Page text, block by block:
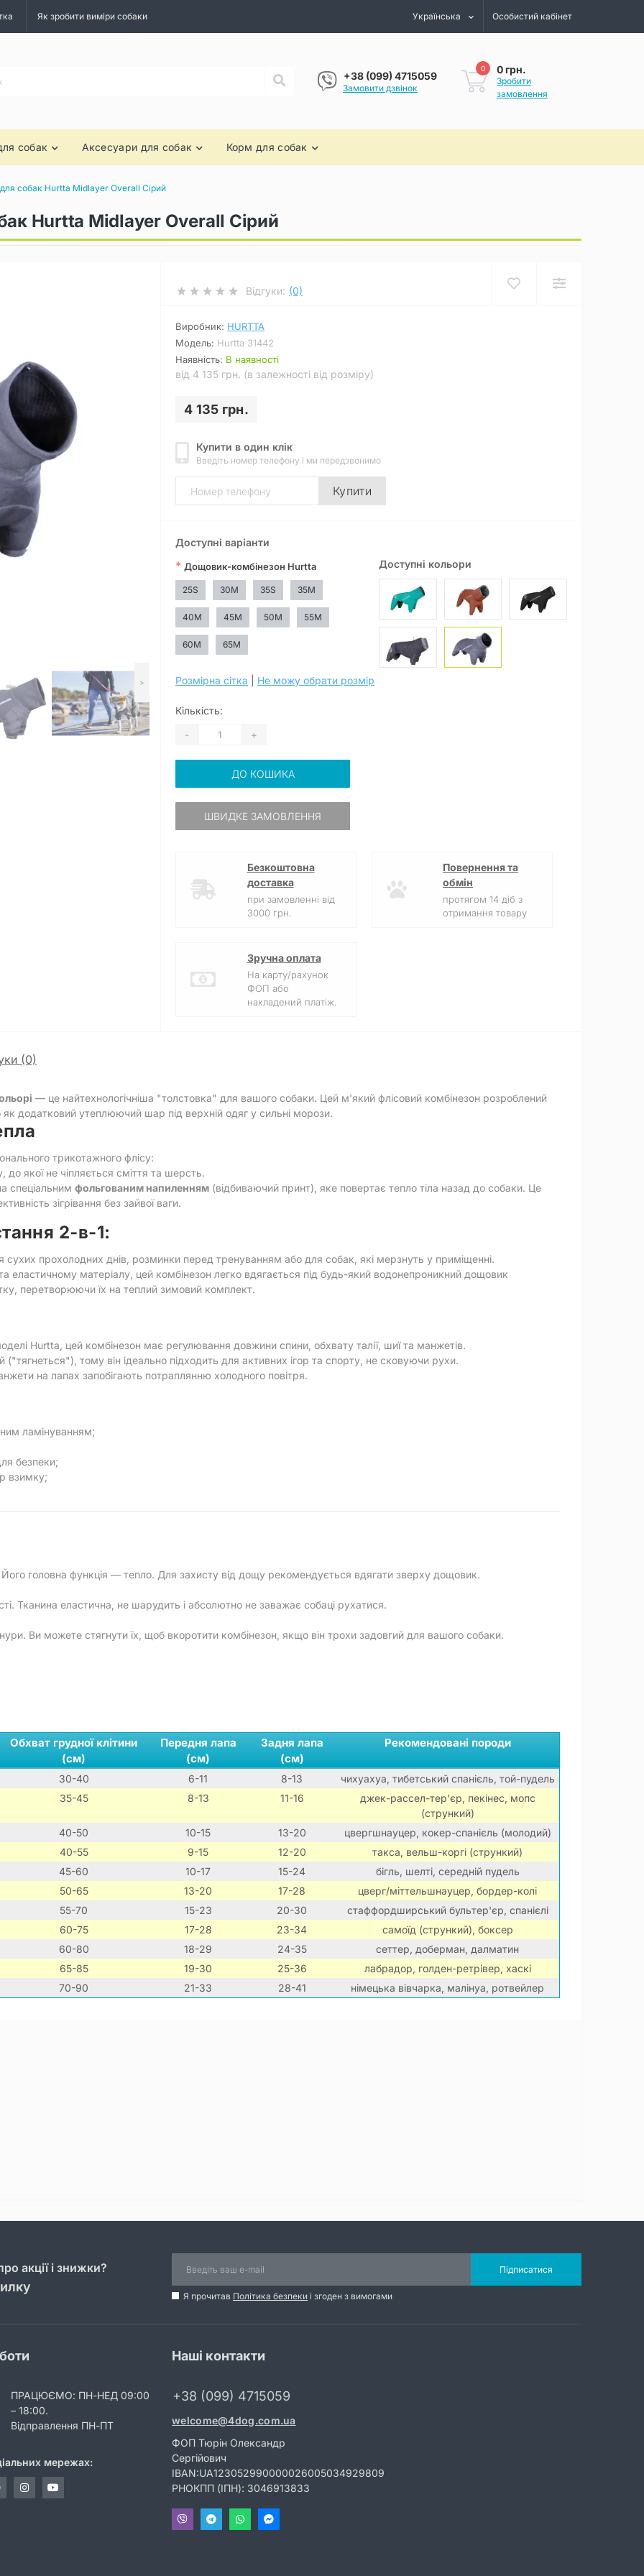
Як зробити виміри собаки Українська Особистий кабінет
+38 (099) 4715059
Замовити дзвінок
0 0 грн.
Зробити
замовлення
собак Аксесуари для собак Корм для собак
собак Hurtta Midlayer Overall Сірий
Hurtta Midlayer Overall Сірий
>
Відгуки: (0)
Виробник: HURTTA
Модель: Hurtta 31442
Наявність: В наявності
від 4 135 грн. (в залежності від розміру)
4 135 грн.
Купити в один клік
Введіть номер телефону і ми передзвонимо
Купити
Доступні кольори
Доступні варіанти
* Дощовик-комбінезон Hurtta
25S 30M 35S 35M
40M 45M 50M 55M
60M 65M
Розмірна сітка Не можу обрати розмір
Кількість:
- +
ДО КОШИКА
ШВИДКЕ ЗАМОВЛЕННЯ
Безкоштовна
доставка
при замовленні від
3000 грн.
Повернення та
обмін
протягом 14 діб з
отримання товару
Зручна оплата
На карту/рахунок
ФОП або
накладений платіж.
(0)
— це найтехнологічніша "толстовка" для вашого собаки. Цей м'який флісовий комбінезон розроблений
додатковий утеплюючий шар під верхній одяг у сильні морози.
трикотажного флісу:
якої не чіпляється сміття та шерсть.
спеціальним фольгованим напиленням (відбиваючий принт), яке повертає тепло тіла назад до собаки. Це
зігрівання без зайвої ваги.
2-в-1:
сухих прохолодних днів, розминки перед тренуванням або для собак, які мерзнуть у приміщенні.
еластичному матеріалу, цей комбінезон легко вдягається під будь-який водонепроникний дощовик
перетворюючи їх на теплий зимовий комплект.
Hurtta, цей комбінезон має регулювання довжини спини, обхвату талії, шиї та манжетів.
тому він ідеально підходить для активних ігор та спорту, не сковуючи рухи.
на лапах запобігають потраплянню холодного повітря.
ламінуванням;
безпеки;
взимку;
головна функція — тепло. Для захисту від дощу рекомендується вдягати зверху дощовик.
Тканина еластична, не шарудить і абсолютно не заважає собаці рухатися.
Ви можете стягнути їх, щоб вкоротити комбінезон, якщо він трохи задовгий для вашого собаки.
Обхват грудної клітини
(см)
Передня лапа
(см)
Задня лапа
(см)
Рекомендовані породи
30-40 6-11 8-13
чихуахуа, тибетський спанієль, той-пудель
35-45
8-13 11-16
джек-рассел-тер'єр, пекінес, мопс
(стрункий)
40-50
10-15 13-20
цвергшнауцер, кокер-спанієль (молодий)
40-55
9-15 12-20
такса, вельш-коргі (стрункий)
45-60
10-17 15-24
бігль, шелті, середній пудель
50-65
13-20 17-28
цверг/міттельшнауцер, бордер-колі
55-70
15-23 20-30
стаффордширський бультер'єр, спанієлі
60-75
17-28 23-34
самоїд (стрункий), боксер
60-80
18-29 24-35
сеттер, доберман, далматин
65-85
19-30 25-36
лабрадор, голден-ретрівер, хаскі
70-90
21-33 28-41 німецька вівчарка, малінуа, ротвейлер
акції і знижки? Підписатися
Я прочитав Політика безпеки і згоден з вимогами
ПРАЦЮЄМО: ПН-НЕД 09:00
– 18:00.
Відправлення ПН-ПТ
мережах:
Наші контакти
+38 (099) 4715059
welcome@4dog.com.ua
ФОП Тюрін Олександр
Сергійович
IBAN:UA123052990000026005034929809
РНОКПП (ІПН): 3046913833